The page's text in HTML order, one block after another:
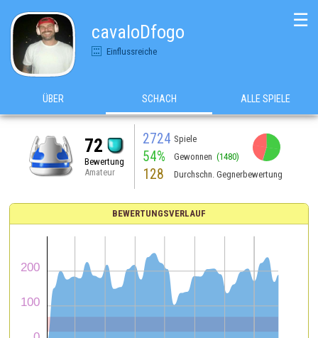
cavaloDfogo
Einflussreiche
☰
ÜBER SCHACH ALLE SPIELE
72
Bewertung
Amateur
2724 Spiele
54% Gewonnen (1480)
128 Durchschn. Gegnerbewertung
BEWERTUNGSVERLAUF